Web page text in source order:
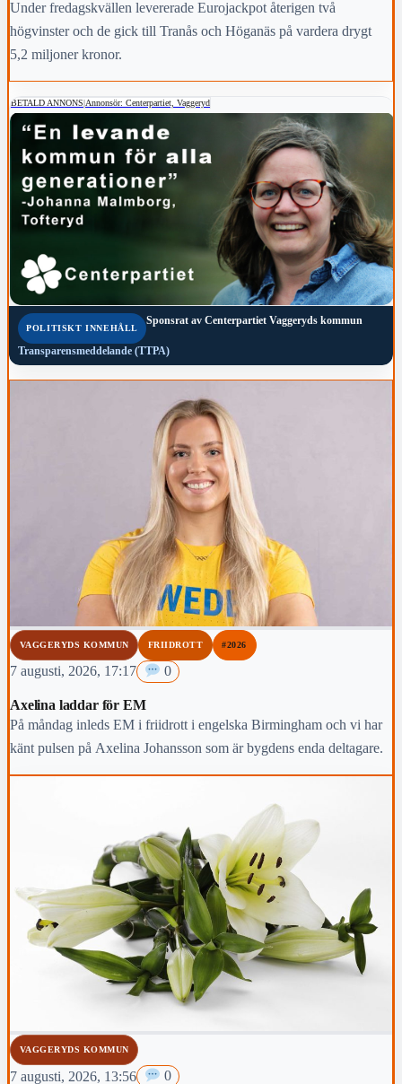
Under fredagskvällen levererade Eurojackpot återigen två
högvinster och de gick till Tranås och Höganäs på vardera drygt
5,2 miljoner kronor.
BETALD ANNONS|Annonsör: Centerpartiet, Vaggeryd
POLITISKT INNEHÅLL
Sponsrat av Centerpartiet Vaggeryds kommun
Transparensmeddelande (TTPA)
VAGGERYDS KOMMUN FRIIDROTT #2026
7 augusti, 2026, 17:17 0
Axelina laddar för EM
På måndag inleds EM i friidrott i engelska Birmingham och vi har
känt pulsen på Axelina Johansson som är bygdens enda deltagare.
VAGGERYDS KOMMUN
7 augusti, 2026, 13:56 0